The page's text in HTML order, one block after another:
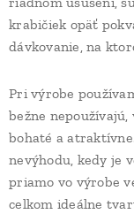
krabičiek opäť
dávkovanie, na
Pri výrobe
bežne
bohaté a
nevýhodu, kedy je
priamo vo výrobe
celkom ideálne